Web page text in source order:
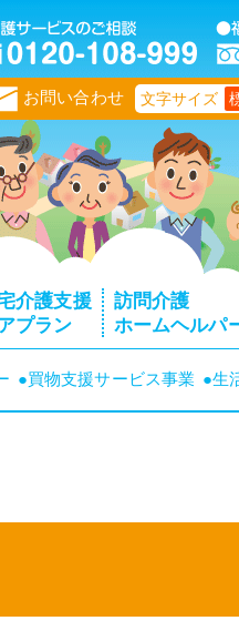
ジ
お問い合わせ 文字サイズ
介護支援
プラン
訪問介護
ホームヘルパ
●買物支援サービス事業 ●生